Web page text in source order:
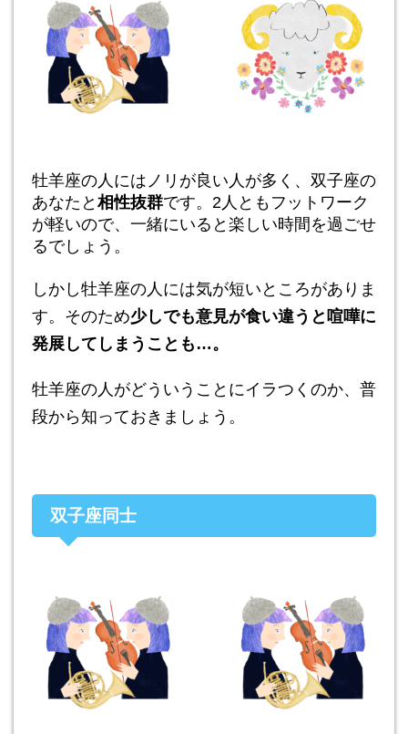
牡羊座の人にはノリが良い人が多く、双子座の
あなたと 相性抜群です。2人ともフットワーク
が軽いので、一緒にいると楽しい時間を過ごせ
るでしょう。
しかし牡羊座の人には気が短いところがありま
す。そのため少しでも意見が食い違うと喧嘩に
発展してしまうことも…。
牡羊座の人がどういうことにイラつくのか、普
段から知っておきましょう。
双子座同士